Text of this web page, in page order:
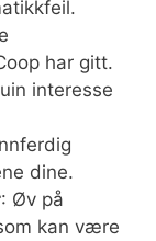
har gitt.
interesse
dine.
: Øv på
kan være